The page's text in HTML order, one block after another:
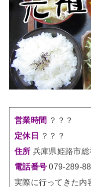
営業時間 ？？？
定休日
？？？
住所 兵庫県姫路市
電話番号079-289-
実際に行ってきた内